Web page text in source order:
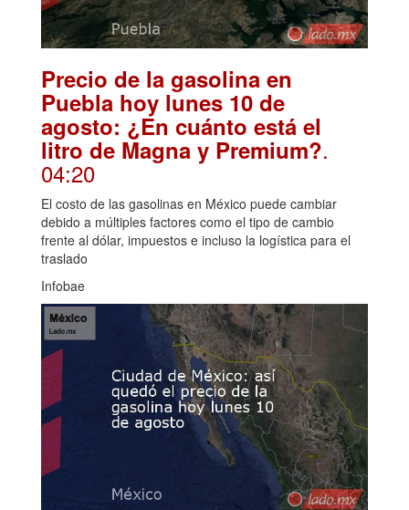
Precio de la gasolina en
Puebla hoy lunes 10 de
agosto: ¿En cuánto está el
litro de Magna y Premium?.
04:20
El costo de las gasolinas en México puede cambiar
debido a múltiples factores como el tipo de cambio
frente al dólar, impuestos e incluso la logística para el
traslado
Infobae